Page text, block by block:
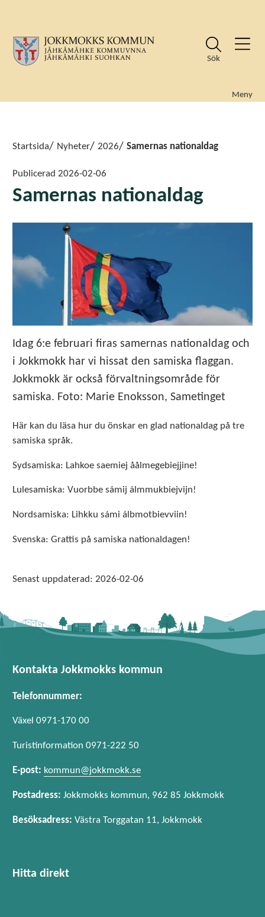
Sök
Meny
Startsida Nyheter 2026 Samernas nationaldag
Samernas nationaldag
Publicerad 2026-02-06
Idag 6:e februari firas samernas nationaldag och
i Jokkmokk har vi hissat den samiska flaggan.
Jokkmokk är också förvaltningsområde för
samiska. Foto: Marie Enoksson, Sametinget
Här kan du läsa hur du önskar en glad nationaldag på tre
samiska språk.
Sydsamiska: Lahkoe saemiej åålmegebiejjine!
Lulesamiska: Vuorbbe sámij álmmukbiejvijn!
Nordsamiska: Lihkku sámi álbmotbievviin!
Svenska: Grattis på samiska nationaldagen!
Senast uppdaterad: 2026-02-06
Kontakta Jokkmokks kommun
Telefonnummer:
Växel 0971-170 00
Turistinformation 0971-222 50
E-post: kommun@jokkmokk.se
Postadress: Jokkmokks kommun, 962 85 Jokkmokk
Besöksadress: Västra Torggatan 11, Jokkmokk
Hitta direkt